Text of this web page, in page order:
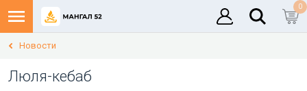
0
Новости
Люля-кебаб